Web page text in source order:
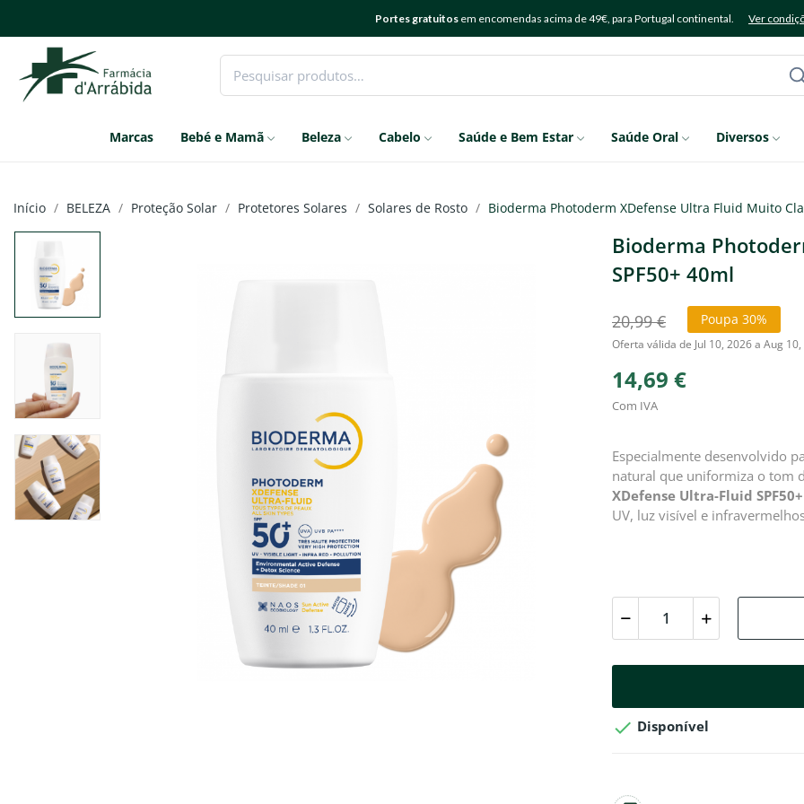
Portes gratuitos em encomendas acima de 49€, para Portugal continental. Ver
Marcas Bebé e Mamã Beleza Cabelo Saúde e Bem Estar Saúde Oral Diversos
Início BELEZA Proteção Solar Protetores Solares Solares de Rosto Bioderma Photoderm XDefense Ultra Fluid Muito
Bioderma
SPF50+ 40ml
20,99 € Poupa 30%
Oferta válida de Jul 10, 2026 a Aug
14,69 €
Com IVA
Especialmente desenvolvido
natural que uniformiza o tom
XDefense Ultra-Fluid
UV, luz visível e
 Disponível